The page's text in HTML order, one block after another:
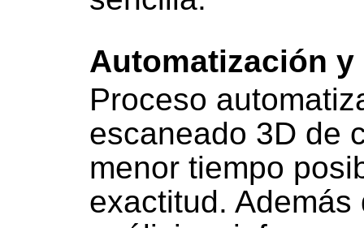
Automatización
Proceso
escaneado 3D de
menor tiempo
exactitud.